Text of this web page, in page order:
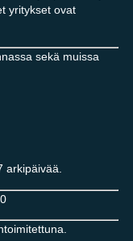
yritykset ovat
sekä muissa
arkipäivää.